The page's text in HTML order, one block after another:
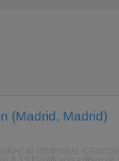
(Madrid, Madrid)